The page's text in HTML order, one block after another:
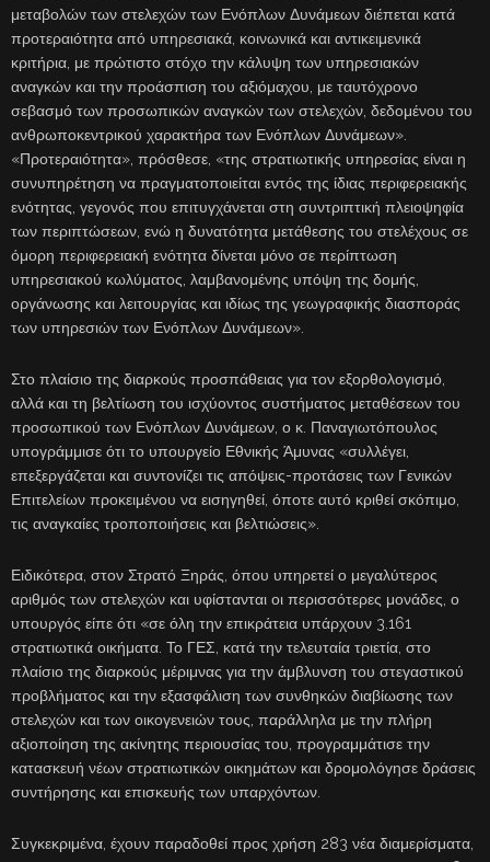
μεταβολών των στελεχών των Ενόπλων Δυνάμεων διέπεται κατά
προτεραιότητα από υπηρεσιακά, κοινωνικά και αντικειμενικά
κριτήρια, με πρώτιστο στόχο την κάλυψη των υπηρεσιακών
αναγκών και την προάσπιση του αξιόμαχου, με ταυτόχρονο
σεβασμό των προσωπικών αναγκών των στελεχών, δεδομένου του
ανθρωποκεντρικού χαρακτήρα των Ενόπλων Δυνάμεων».
«Προτεραιότητα», πρόσθεσε, «της στρατιωτικής υπηρεσίας είναι η
συνυπηρέτηση να πραγματοποιείται εντός της ίδιας περιφερειακής
ενότητας, γεγονός που επιτυγχάνεται στη συντριπτική πλειοψηφία
των περιπτώσεων, ενώ η δυνατότητα μετάθεσης του στελέχους σε
όμορη περιφερειακή ενότητα δίνεται μόνο σε περίπτωση
υπηρεσιακού κωλύματος, λαμβανομένης υπόψη της δομής,
οργάνωσης και λειτουργίας και ιδίως της γεωγραφικής διασποράς
των υπηρεσιών των Ενόπλων Δυνάμεων».
Στο πλαίσιο της διαρκούς προσπάθειας για τον εξορθολογισμό,
αλλά και τη βελτίωση του ισχύοντος συστήματος μεταθέσεων του
προσωπικού των Ενόπλων Δυνάμεων, ο κ. Παναγιωτόπουλος
υπογράμμισε ότι το υπουργείο Εθνικής Άμυνας «συλλέγει,
επεξεργάζεται και συντονίζει τις απόψεις-προτάσεις των Γενικών
Επιτελείων προκειμένου να εισηγηθεί, όποτε αυτό κριθεί σκόπιμο,
τις αναγκαίες τροποποιήσεις και βελτιώσεις».
Ειδικότερα, στον Στρατό Ξηράς, όπου υπηρετεί ο μεγαλύτερος
αριθμός των στελεχών και υφίστανται οι περισσότερες μονάδες, ο
υπουργός είπε ότι «σε όλη την επικράτεια υπάρχουν 3.161
στρατιωτικά οικήματα. Το ΓΕΣ, κατά την τελευταία τριετία, στο
πλαίσιο της διαρκούς μέριμνας για την άμβλυνση του στεγαστικού
προβλήματος και την εξασφάλιση των συνθηκών διαβίωσης των
στελεχών και των οικογενειών τους, παράλληλα με την πλήρη
αξιοποίηση της ακίνητης περιουσίας του, προγραμμάτισε την
κατασκευή νέων στρατιωτικών οικημάτων και δρομολόγησε δράσεις
συντήρησης και επισκευής των υπαρχόντων.
Συγκεκριμένα, έχουν παραδοθεί προς χρήση 283 νέα διαμερίσματα,